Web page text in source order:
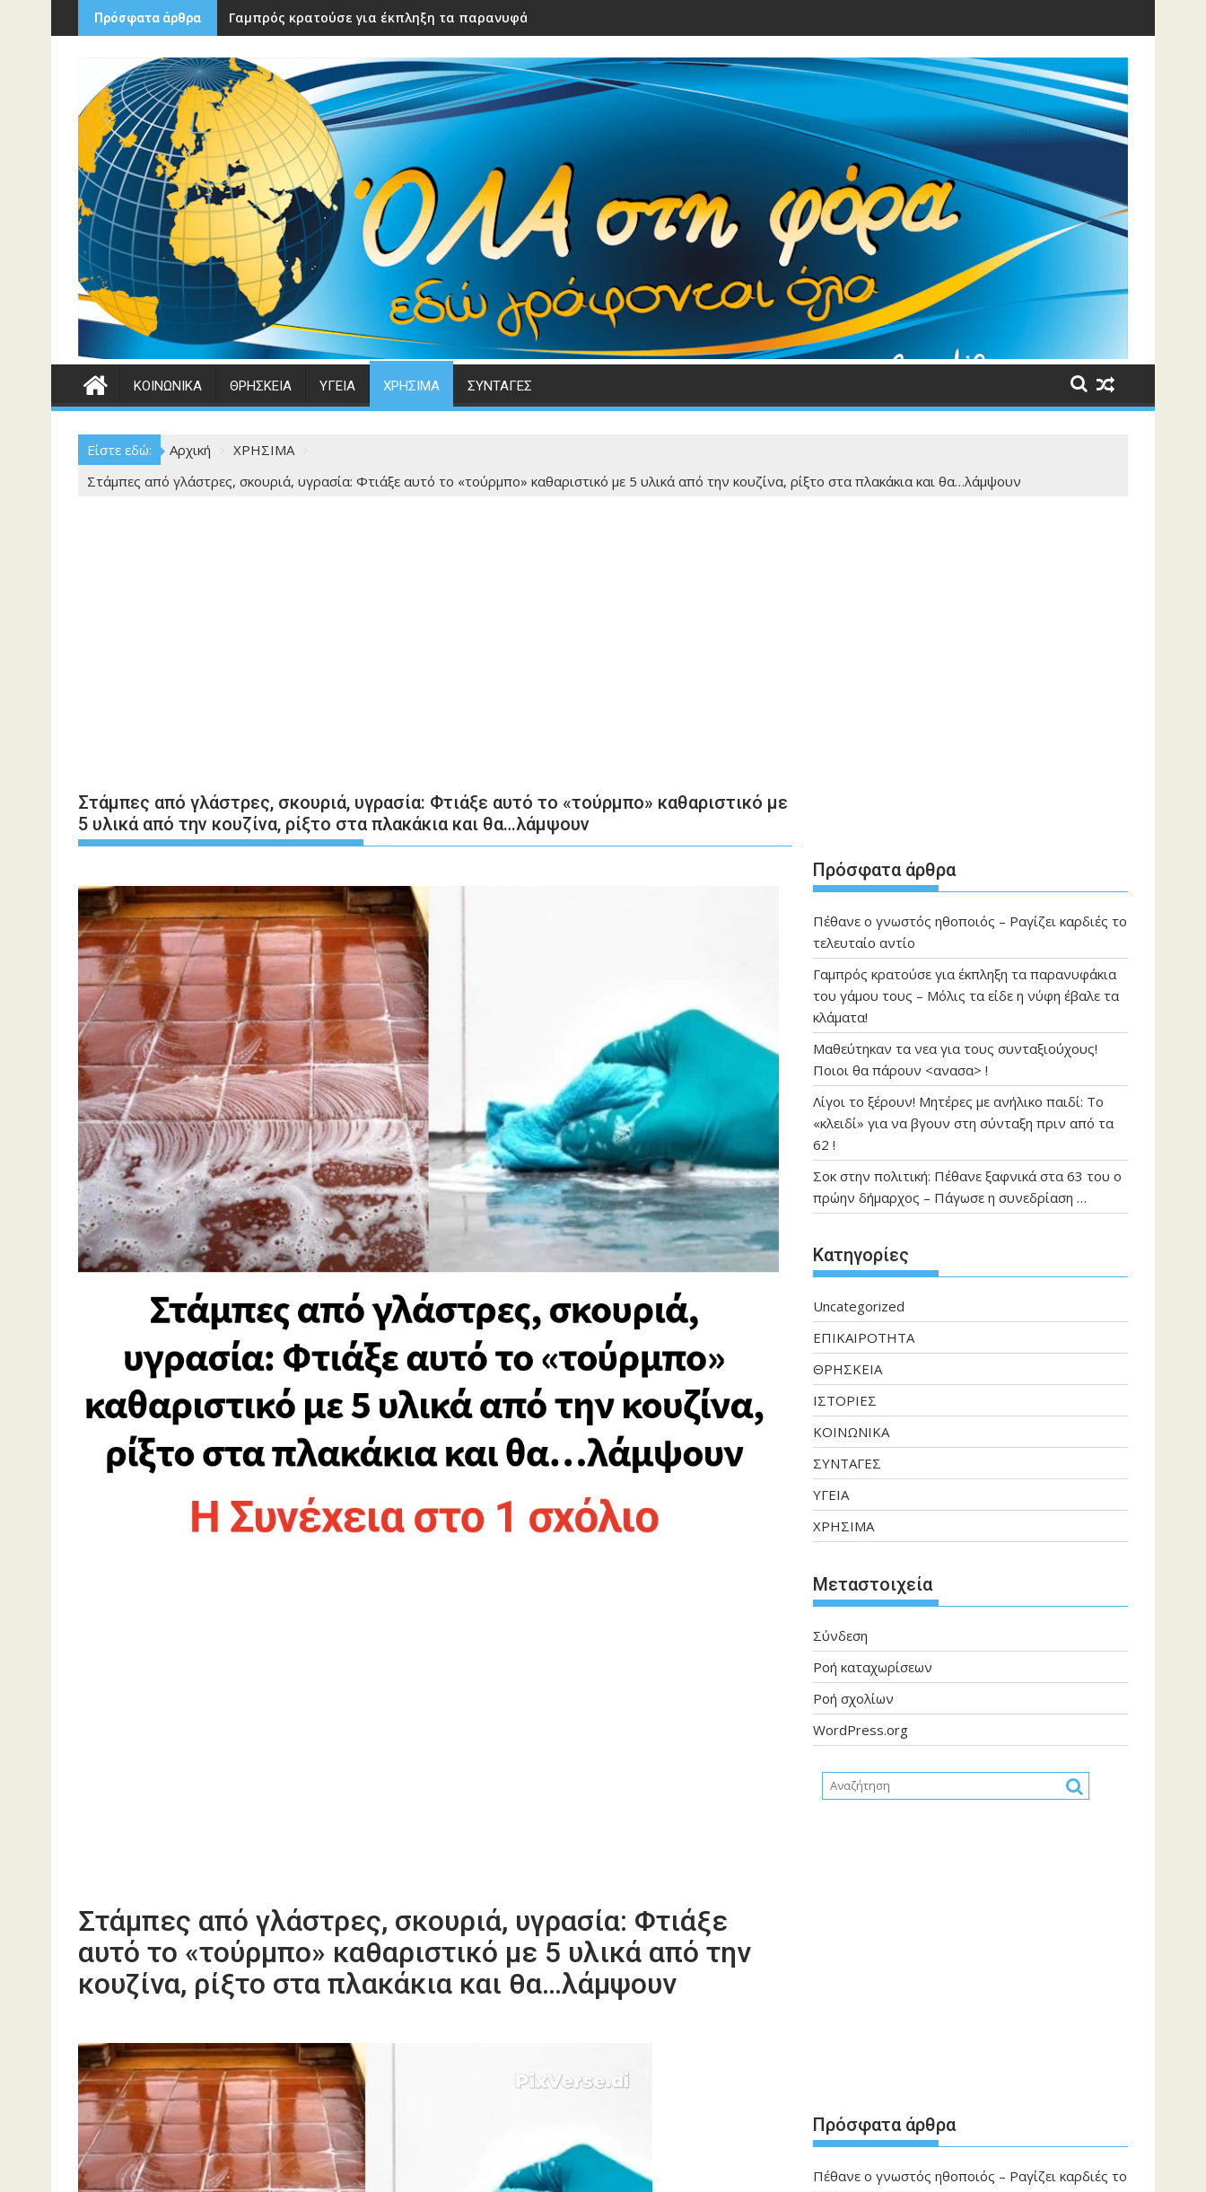
Περάστε
στο
περιεχόμενο
Πρόσφατα άρθρα Γαμπρός κρατούσε για έκπληξη τα παρανυφάκια του γάμου τους – Μόλις τα είδε η νύφη έβαλε τα κλάματα!
ΚΟΙΝΩΝΙΚΑ ΘΡΗΣΚΕΙΑ ΥΓΕΙΑ ΧΡΗΣΙΜΑ ΣΥΝΤΑΓΕΣ
Είστε εδώ: Αρχική
ΧΡΗΣΙΜΑ
Στάμπες από γλάστρες, σκουριά, υγρασία: Φτιάξε αυτό το «τούρμπο» καθαριστικό με 5 υλικά από την κουζίνα, ρίξτο στα πλακάκια και θα…λάμψουν
Στάμπες από γλάστρες, σκουριά, υγρασία: Φτιάξε αυτό το «τούρμπο» καθαριστικό με
5 υλικά από την κουζίνα, ρίξτο στα πλακάκια και θα…λάμψουν
Στάμπες από γλάστρες, σκουριά, υγρασία: Φτιάξε
αυτό το «τούρμπο» καθαριστικό με 5 υλικά από την
κουζίνα, ρίξτο στα πλακάκια και θα…λάμψουν
Πρόγραμμα
Αναπαραγωγής
Βίντεο
Πρόσφατα άρθρα
Πέθανε ο γνωστός ηθοποιός – Ραγίζει καρδιές το
τελευταίο αντίο
Γαμπρός κρατούσε για έκπληξη τα παρανυφάκια
του γάμου τους – Μόλις τα είδε η νύφη έβαλε τα
κλάματα!
Μαθεύτηκαν τα νεα για τους συνταξιούχους!
Ποιοι θα πάρουν <ανασα> !
Λίγοι το ξέρουν! Μητέρες με ανήλικο παιδί: Το
«κλειδί» για να βγουν στη σύνταξη πριν από τα
62 !
Σοκ στην πολιτική: Πέθανε ξαφνικά στα 63 του ο
πρώην δήμαρχος – Πάγωσε η συνεδρίαση …
Kατηγορίες
Uncategorized
ΕΠΙΚΑΙΡΟΤΗΤΑ
ΘΡΗΣΚΕΙΑ
ΙΣΤΟΡΙΕΣ
ΚΟΙΝΩΝΙΚΑ
ΣΥΝΤΑΓΕΣ
ΥΓΕΙΑ
ΧΡΗΣΙΜΑ
Μεταστοιχεία
Σύνδεση
Ροή καταχωρίσεων
Ροή σχολίων
WordPress.org
Πρόσφατα άρθρα
Πέθανε ο γνωστός ηθοποιός – Ραγίζει καρδιές το